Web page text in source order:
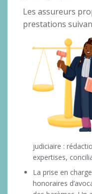
Les assureurs
prestations
judiciaire :
expertises,
La prise en
honoraires